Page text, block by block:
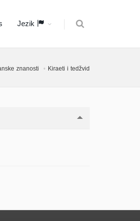
Jezik
znanosti Kiraeti i tedžvid